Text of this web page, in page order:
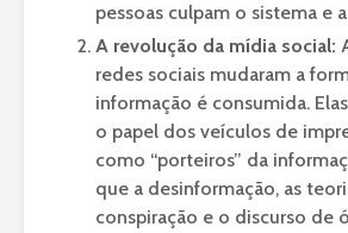
pessoas culpam o sistema e
A revolução da mídia social:
redes sociais mudaram a
informação é consumida.
o papel dos veículos de
como “porteiros” da
que a desinformação, as
conspiração e o discurso de